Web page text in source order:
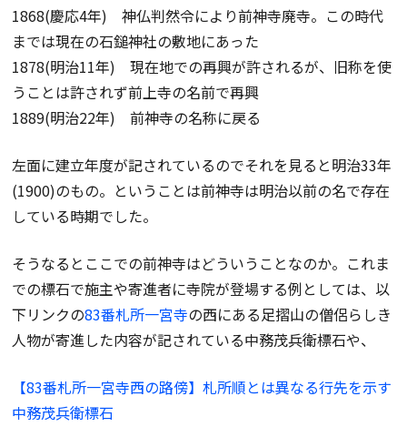
1868(慶応4年) 神仏判然令により前神寺廃寺。この時代
までは現在の石鎚神社の敷地にあった
1878(明治11年) 現在地での再興が許されるが、旧称を使
うことは許されず前上寺の名前で再興
1889(明治22年) 前神寺の名称に戻る
左面に建立年度が記されているのでそれを見ると明治33年
(1900)のもの。ということは前神寺は明治以前の名で存在
している時期でした。
そうなるとここでの前神寺はどういうことなのか。これま
での標石で施主や寄進者に寺院が登場する例としては、以
下リンクの83番札所一宮寺の西にある足摺山の僧侶らしき
人物が寄進した内容が記されている中務茂兵衛標石や、
【83番札所一宮寺西の路傍】札所順とは異なる行先を示す
中務茂兵衛標石